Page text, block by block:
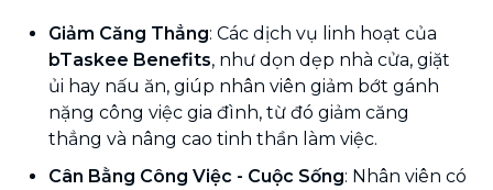
Giảm Căng Thẳng: Các dịch vụ linh hoạt của
bTaskee Benefits, như dọn dẹp nhà cửa, giặt
ủi hay nấu ăn, giúp nhân viên giảm bớt gánh
nặng công việc gia đình, từ đó giảm căng
thẳng và nâng cao tinh thần làm việc.
Cân Bằng Công Việc - Cuộc Sống: Nhân viên có